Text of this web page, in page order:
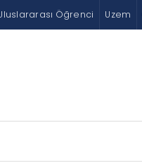
Öğrenci Uzem